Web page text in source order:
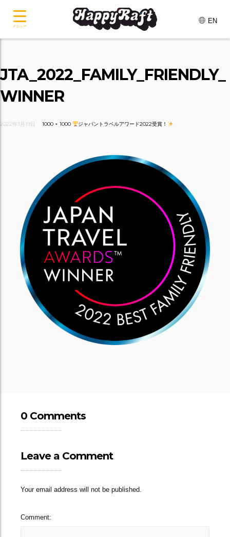
EN
JTA_2022_FAMILY_FRIENDLY_
WINNER
2022年3月19日 1000 × 1000 ジャパントラベルアワード2022受賞！
0 Comments
Leave a Comment
Your email address will not be published.
Comment:
メニュー